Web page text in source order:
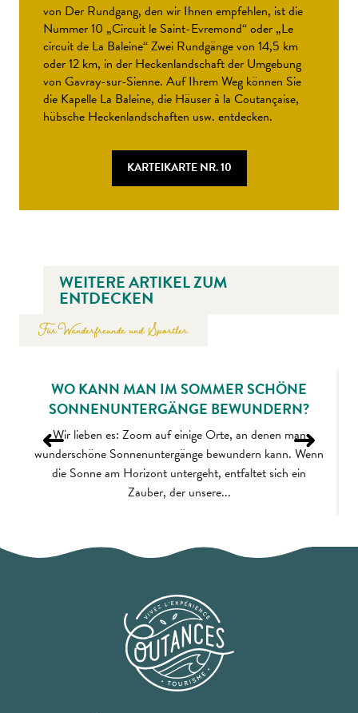
von Der Rundgang, den wir Ihnen empfehlen, ist die
Nummer 10 „Circuit le Saint-Evremond“ oder „Le
circuit de La Baleine“ Zwei Rundgänge von 14,5 km
oder 12 km, in der Heckenlandschaft der Umgebung
von Gavray-sur-Sienne. Auf Ihrem Weg können Sie
die Kapelle La Baleine, die Häuser à la Coutançaise,
hübsche Heckenlandschaften usw. entdecken.
KARTEIKARTE NR. 10
WEITERE ARTIKEL ZUM
ENTDECKEN
Für Wanderfreunde und Sportler
WO KANN MAN IM SOMMER SCHÖNE
SONNENUNTERGÄNGE BEWUNDERN?
Wir lieben es: Zoom auf einige Orte, an denen man
wunderschöne Sonnenuntergänge bewundern kann. Wenn
die Sonne am Horizont untergeht, entfaltet sich ein
Zauber, der unsere...